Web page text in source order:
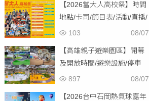
【2026當大人高校祭】時間
地點/卡司/節目表/活動/直播/
交通，免費入場！
08/07
103
【高雄親子遊樂園區】開幕
及開放時間/遊樂設施/停車
場/交通一次看！
08/07
897
【2026台中石岡熱氣球嘉年